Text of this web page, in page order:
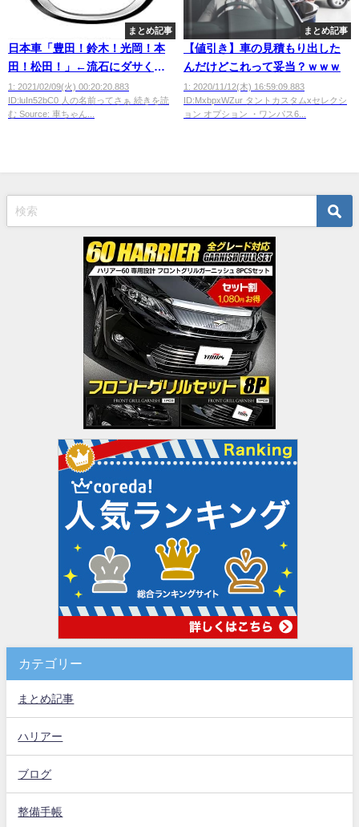
まとめ記事
日本車「豊田！鈴木！光岡！本
田！松田！」←流石にダサく
ね？wwwwwwwwwwwwwww
1: 2021/02/09(火) 00:20:20.883
ID:luIn52bC0 人の名前ってさぁ 続きを読
む Source: 車ちゃん...
まとめ記事
【値引き】車の見積もり出した
んだけどこれって妥当？ｗｗｗ
1: 2020/11/12(木) 16:59:09.883
ID:MxbpxWZur タントカスタムxセレクシ
ョン オプション ・ワンパス6...
カテゴリー
まとめ記事
ハリアー
ブログ
整備手帳